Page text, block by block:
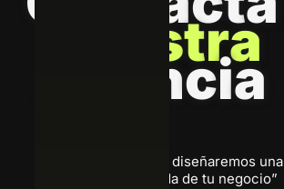
stra
ncia
“Escríbenos, juntos diseñaremos una
solución a la medida de tu negocio”